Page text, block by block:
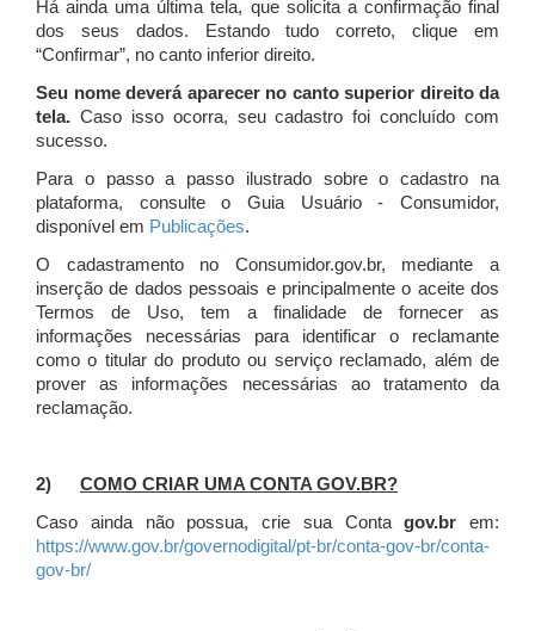
Há ainda uma última tela, que solicita a confirmação final
dos seus dados. Estando tudo correto, clique em
“Confirmar”, no canto inferior direito.
Seu nome deverá aparecer no canto superior direito da
tela. Caso isso ocorra, seu cadastro foi concluído com
sucesso.
Para o passo a passo ilustrado sobre o cadastro na
plataforma, consulte o Guia Usuário - Consumidor,
disponível em Publicações.
O cadastramento no Consumidor.gov.br, mediante a
inserção de dados pessoais e principalmente o aceite dos
Termos de Uso, tem a finalidade de fornecer as
informações necessárias para identificar o reclamante
como o titular do produto ou serviço reclamado, além de
prover as informações necessárias ao tratamento da
reclamação.
2) COMO CRIAR UMA CONTA GOV.BR?
Caso ainda não possua, crie sua Contagov.br em:
https://www.gov.br/governodigital/pt-br/conta-gov-br/conta-
gov-br/